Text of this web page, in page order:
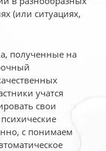
(или ситуациях,
полученные на
учатся
свои
с понимаем